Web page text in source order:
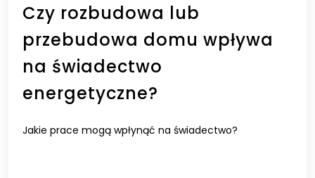
Czy rozbudowa lub
przebudowa domu wpływa
na świadectwo
energetyczne?
Jakie prace mogą wpłynąć na świadectwo?